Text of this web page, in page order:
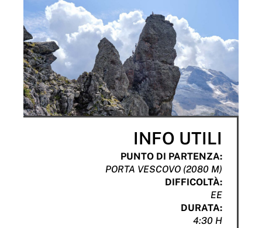
INFO UTILI
PUNTO DI PARTENZA:
PORTA VESCOVO (2080 M)
DIFFICOLTÀ:
EE
DURATA:
4:30 H